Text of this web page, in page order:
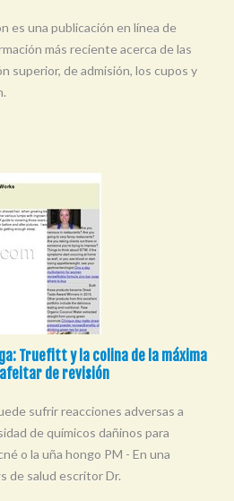
es una publicación en línea de
más reciente acerca de las
superior, de admisión, los cupos y
Truefitt y la colina de la máxima
de revisión
sufrir reacciones adversas a
de químicos dañinos para
o la uña hongo PM - En una
de salud escritor Dr.